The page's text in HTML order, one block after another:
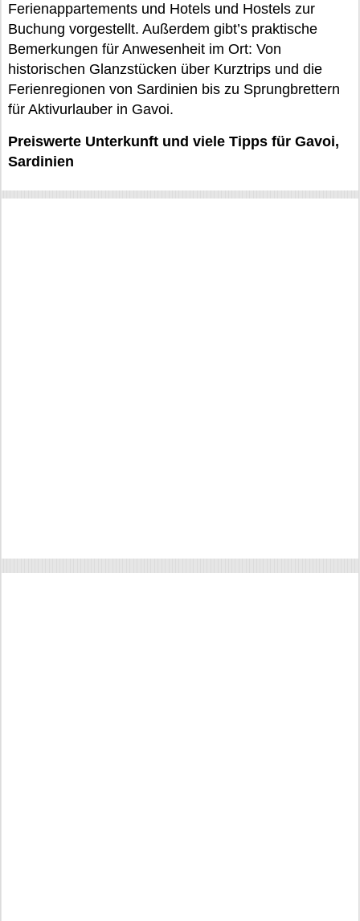
Ferienappartements und Hotels und Hostels zur
Buchung vorgestellt. Außerdem gibt’s praktische
Bemerkungen für Anwesenheit im Ort: Von
historischen Glanzstücken über Kurztrips und die
Ferienregionen von Sardinien bis zu Sprungbrettern
für Aktivurlauber in Gavoi.
Preiswerte Unterkunft und viele Tipps für Gavoi,
Sardinien